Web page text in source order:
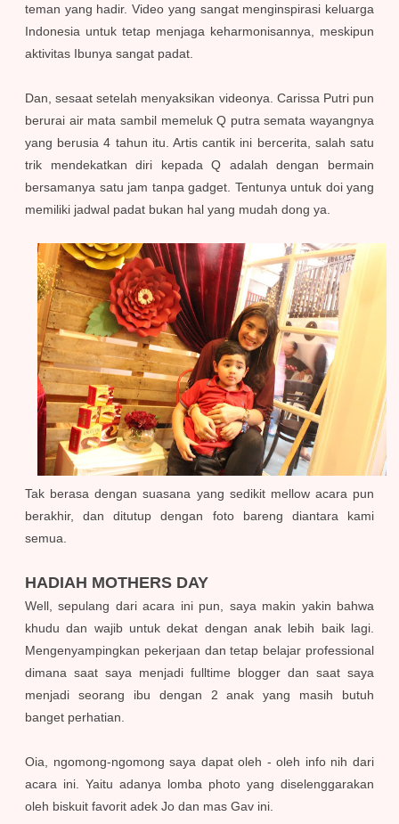
teman yang hadir. Video yang sangat menginspirasi keluarga
Indonesia untuk tetap menjaga keharmonisannya, meskipun
aktivitas Ibunya sangat padat.
Dan, sesaat setelah menyaksikan videonya. Carissa Putri pun
berurai air mata sambil memeluk Q putra semata wayangnya
yang berusia 4 tahun itu. Artis cantik ini bercerita, salah satu
trik mendekatkan diri kepada Q adalah dengan bermain
bersamanya satu jam tanpa gadget. Tentunya untuk doi yang
memiliki jadwal padat bukan hal yang mudah dong ya.
Tak berasa dengan suasana yang sedikit mellow acara pun
berakhir, dan ditutup dengan foto bareng diantara kami
semua.
HADIAH MOTHERS DAY
Well, sepulang dari acara ini pun, saya makin yakin bahwa
khudu dan wajib untuk dekat dengan anak lebih baik lagi.
Mengenyampingkan pekerjaan dan tetap belajar professional
dimana saat saya menjadi fulltime blogger dan saat saya
menjadi seorang ibu dengan 2 anak yang masih butuh
banget perhatian.
Oia, ngomong-ngomong saya dapat oleh - oleh info nih dari
acara ini. Yaitu adanya lomba photo yang diselenggarakan
oleh biskuit favorit adek Jo dan mas Gav ini.